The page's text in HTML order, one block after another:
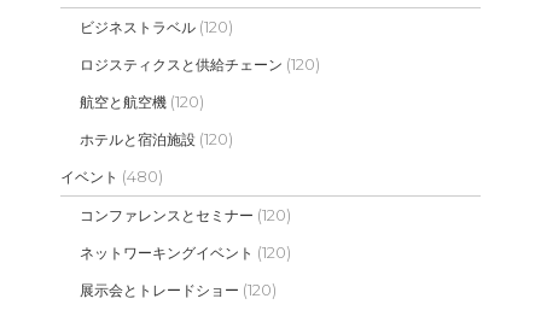
ビジネストラベル (120)
ロジスティクスと供給チェーン (120)
航空と航空機 (120)
ホテルと宿泊施設 (120)
イベント (480)
コンファレンスとセミナー (120)
ネットワーキングイベント (120)
展示会とトレードショー (120)